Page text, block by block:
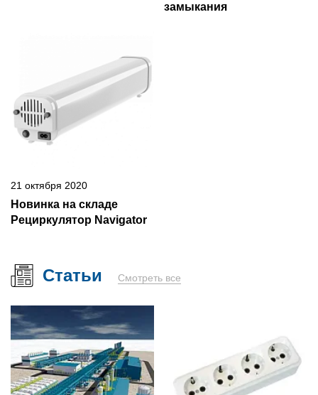
замыкания
21 октября 2020
Новинка на складе
Рециркулятор Navigator
Статьи Смотреть все